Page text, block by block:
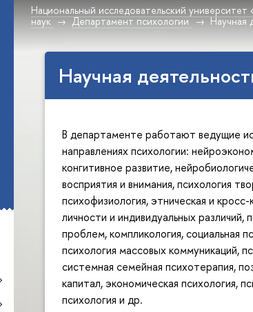
Национальный исследовательский
наук
Департамент психологии Научная
Научная
В департаменте работают ведущие
направлениях психологии:
конгитивное развитие,
восприятия и внимания, психология
психофизиология, этническая и кросс-
личности и индивидуальных
проблем, компликология, социальная
психология массовых коммуникаций,
системная семейная психотерапия,
капитал, экономическая психология,
психология и др.